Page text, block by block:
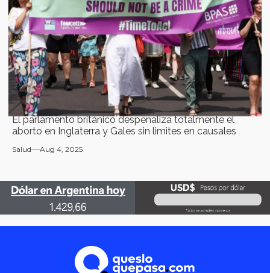
El parlamento británico despenaliza totalmente el
aborto en Inglaterra y Gales sin limites en causales
Salud Aug 4, 2025